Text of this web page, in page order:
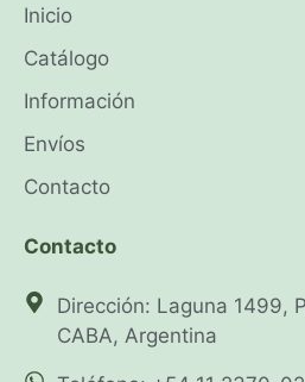
Inicio
Catálogo
Información
Envíos
Contacto
Contacto
Dirección: Laguna 1499,
CABA, Argentina